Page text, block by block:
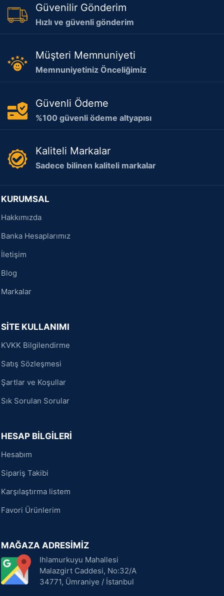
Güvenilir Gönderim
Hızlı ve güvenli gönderim
Müşteri Memnuniyeti
Memnuniyetiniz Önceliğimiz
Güvenli Ödeme
%100 güvenli ödeme altyapısı
Kaliteli Markalar
Sadece bilinen kaliteli markalar
KURUMSAL
Hakkımızda
Banka Hesaplarımız
İletişim
Blog
Markalar
SİTE KULLANIMI
KVKK Bilgilendirme
Satış Sözleşmesi
Şartlar ve Koşullar
Sık Sorulan Sorular
HESAP BİLGİLERİ
Hesabım
Sipariş Takibi
Karşılaştırma listem
Favori Ürünlerim
MAĞAZA ADRESİMİZ
Ihlamurkuyu Mahallesi
Malazgirt Caddesi, No:32/A
34771, Ümraniye / İstanbul